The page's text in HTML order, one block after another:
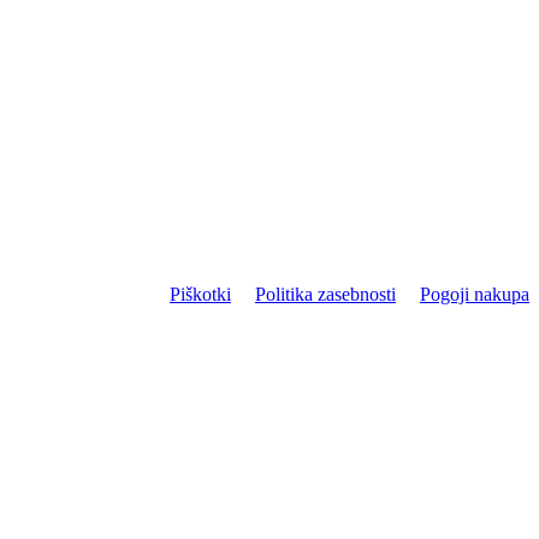
Piškotki
Politika zasebnosti Pogoji nakupa